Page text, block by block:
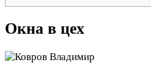
Окна в цех